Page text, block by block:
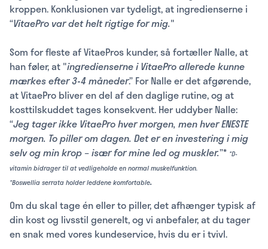
kroppen. Konklusionen var tydeligt, at ingredienserne i
“VitaePro var det helt rigtige for mig."
Som for fleste af VitaePros kunder, så fortæller Nalle, at
han føler, at "ingredienserne i VitaePro allerede kunne
mærkes efter 3-4 måneder.” For Nalle er det afgørende,
at VitaePro bliver en del af den daglige rutine, og at
kosttilskuddet tages konsekvent. Her uddyber Nalle:
“Jeg tager ikke VitaePro hver morgen, men hver ENESTE
morgen. To piller om dagen. Det er en investering i mig
selv og min krop – især for mine led og muskler.”* *D-
vitamin bidrager til at vedligeholde en normal muskelfunktion.
*Boswellia serrata holder leddene komfortable.
Om du skal tage én eller to piller, det afhænger typisk af
din kost og livsstil generelt, og vi anbefaler, at du tager
en snak med vores kundeservice, hvis du er i tvivl.